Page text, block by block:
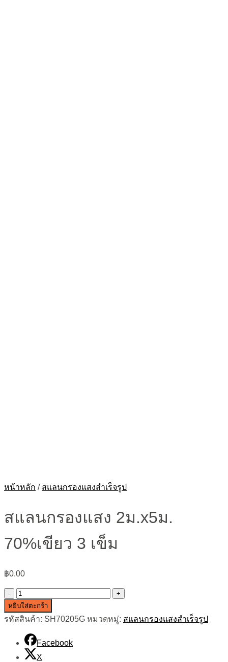
หน้าหลัก / สแลนกรองแสงสำเร็จรูป
สแลนกรองแสง 2ม.x5ม.
70%เขียว 3 เข็ม
฿0.00
จำนวน
ส
แลน
กรอง
แสง
2ม.x5ม.
หยิบใส่ตะกร้า
รหัสสินค้า: SH70205G หมวดหมู่: สแลนกรองแสงสำเร็จรูป
Facebook
X